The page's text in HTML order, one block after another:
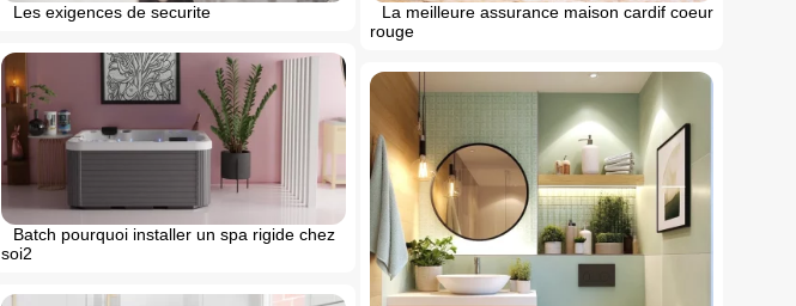
Les exigences de securite
La meilleure assurance maison cardif coeur
rouge
Batch pourquoi installer un spa rigide chez
soi2